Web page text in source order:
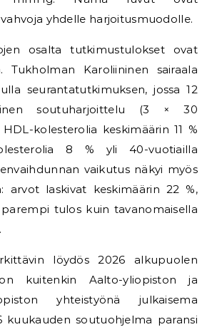
yhdelle harjoitusmuodolle.
osalta tutkimustulokset ovat
Tukholman Karoliininen sairaala
seurantatutkimuksen, jossa 12
soutuharjoittelu (3 × 30
kolesterolia keskimäärin 11 %
8 % yli 40-vuotiailla
vaikutus näkyi myös
arvot laskivat keskimäärin 22 %,
tulos kuin tavanomaisella
löydös 2026 alkupuolen
kuitenkin Aalto-yliopiston ja
yhteistyönä julkaisema
kuukauden soutuohjelma paransi